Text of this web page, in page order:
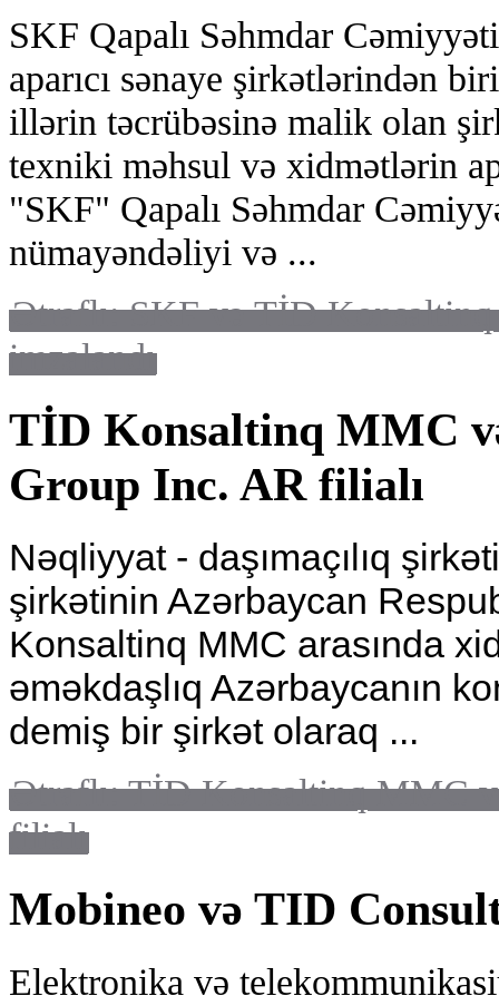
SKF Qapalı Səhmdar
aparıcı sənaye şirkətlərindən
illərin təcrübəsinə malik olan
texniki məhsul və xidmətlərin
"SKF" Qapalı Səhmdar
nümayəndəliyi və ...
Ətraflı: SKF və TİD Konsaltinq
imzalandı
TİD Konsaltinq MMC
Group Inc. AR filialı
Nəqliyyat - daşımaçılıq
şirkətinin Azərbaycan
Konsaltinq MMC arasında
əməkdaşlıq Azərbaycanın
demiş bir şirkət olaraq ...
Ətraflı: TİD Konsaltinq MMC
filialı
Mobineo və TID
Elektronika və